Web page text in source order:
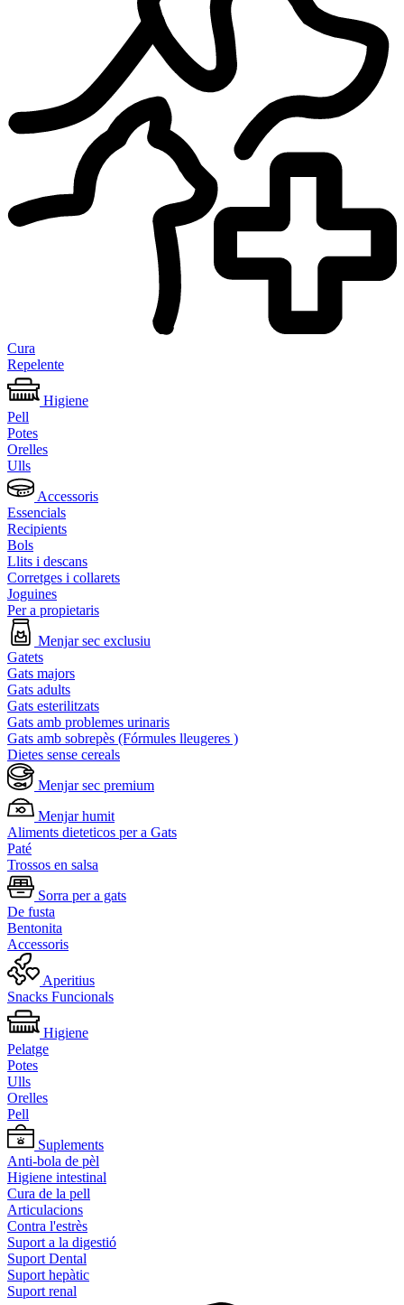
Cura
Repelente
Higiene
Pell
Potes
Orelles
Ulls
Accessoris
Essencials
Recipients
Bols
Llits i descans
Corretges i collarets
Joguines
Per a propietaris
Menjar sec exclusiu
Gatets
Gats majors
Gats adults
Gats esterilitzats
Gats amb problemes urinaris
Gats amb sobrepès (Fórmules lleugeres )
Dietes sense cereals
Menjar sec premium
Menjar humit
Aliments dieteticos per a Gats
Paté
Trossos en salsa
Sorra per a gats
De fusta
Bentonita
Accessoris
Aperitius
Snacks Funcionals
Higiene
Pelatge
Potes
Ulls
Orelles
Pell
Suplements
Anti-bola de pèl
Higiene intestinal
Cura de la pell
Articulacions
Contra l'estrès
Suport a la digestió
Suport Dental
Suport hepàtic
Suport renal